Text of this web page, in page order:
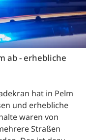
ab - erhebliche
hat in Pelm
und erhebliche
waren von
Straßen